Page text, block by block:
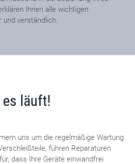
Ihnen alle wichtigen
und verständlich.
läuft!
uns um die regelmäßige Wartung
führen Reparaturen
dass Ihre Geräte einwandfrei